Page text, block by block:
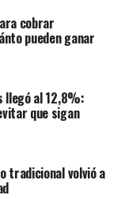
la
cobrar
pueden ganar
llegó al 12,8%:
que sigan
tradicional volvió a